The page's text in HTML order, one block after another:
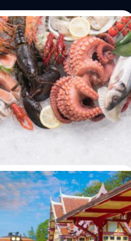
ร้อน หลังจีนห้ามนำเข้า
อยน้ำจากโรงไฟฟ้า
ะเลของญี่ปุ่นมากกว่า 700 รายแล้ว
รที่จีนสั่งห้ามนำเข้าอาหารทะเลของ
days ago
การ GDP ปีนี้เหลือ 3.5%
จีนมาน้อยกว่าคาด
คลัง (สศค.) ปรับลดประมาณการ